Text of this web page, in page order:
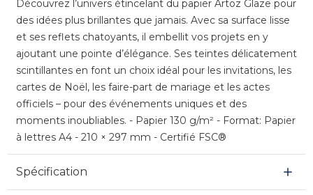
Découvrez l’univers étincelant du papier Artoz Glaze pour
des idées plus brillantes que jamais. Avec sa surface lisse
et ses reflets chatoyants, il embellit vos projets en y
ajoutant une pointe d’élégance. Ses teintes délicatement
scintillantes en font un choix idéal pour les invitations, les
cartes de Noël, les faire-part de mariage et les actes
officiels – pour des événements uniques et des
moments inoubliables. - Papier 130 g/m² - Format: Papier
à lettres A4 - 210 × 297 mm - Certifié FSC®
Spécification